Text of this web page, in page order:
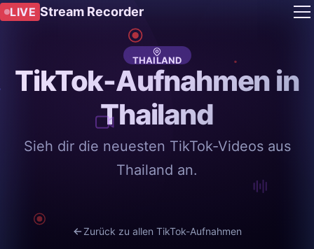
LIVE Stream Recorder
THAILAND
TikTok-Aufnahmen in
Thailand
Sieh dir die neuesten TikTok-Videos aus
Thailand an.
Zurück zu allen TikTok-Aufnahmen